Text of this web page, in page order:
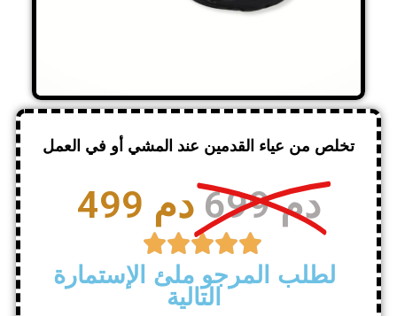
تخلص من عياء القدمين عند المشي أو في العمل
499 دم 699 دم

لطلب المرجو ملئ الإستمارة
التالية